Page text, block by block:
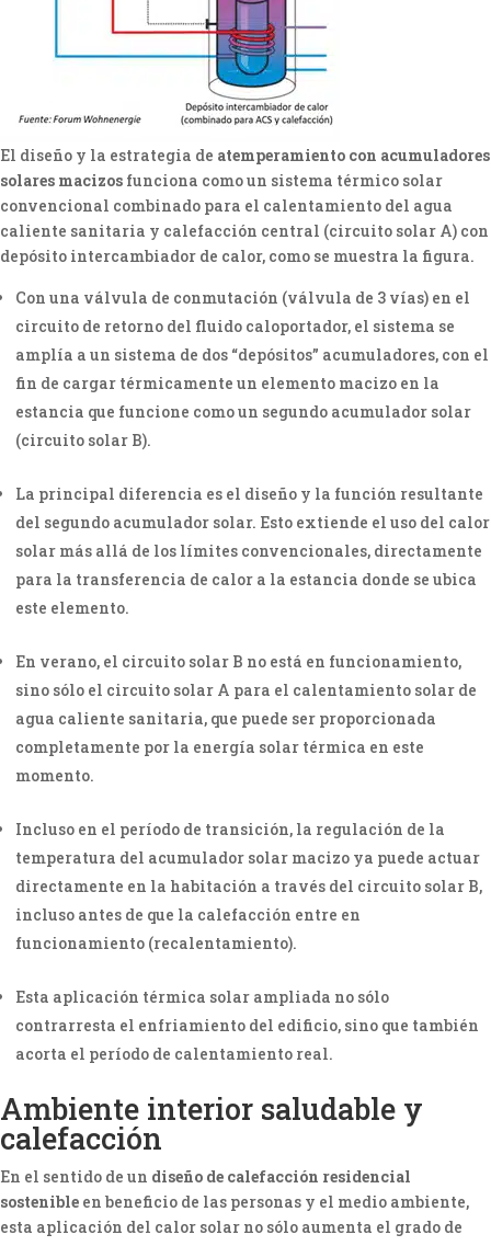
El diseño y la estrategia de atemperamiento con acumuladores
solares macizos funciona como un sistema térmico solar
convencional combinado para el calentamiento del agua
caliente sanitaria y calefacción central (circuito solar A) con
depósito intercambiador de calor, como se muestra la figura.
Con una válvula de conmutación (válvula de 3 vías) en el
circuito de retorno del fluido caloportador, el sistema se
amplía a un sistema de dos “depósitos” acumuladores, con el
fin de cargar térmicamente un elemento macizo en la
estancia que funcione como un segundo acumulador solar
(circuito solar B).
La principal diferencia es el diseño y la función resultante
del segundo acumulador solar. Esto extiende el uso del calor
solar más allá de los límites convencionales, directamente
para la transferencia de calor a la estancia donde se ubica
este elemento.
En verano, el circuito solar B no está en funcionamiento,
sino sólo el circuito solar A para el calentamiento solar de
agua caliente sanitaria, que puede ser proporcionada
completamente por la energía solar térmica en este
momento.
Incluso en el período de transición, la regulación de la
temperatura del acumulador solar macizo ya puede actuar
directamente en la habitación a través del circuito solar B,
incluso antes de que la calefacción entre en
funcionamiento (recalentamiento).
Esta aplicación térmica solar ampliada no sólo
contrarresta el enfriamiento del edificio, sino que también
acorta el período de calentamiento real.
Ambiente interior saludable y
calefacción
En el sentido de un diseño de calefacción residencial
sostenible en beneficio de las personas y el medio ambiente,
esta aplicación del calor solar no sólo aumenta el grado de